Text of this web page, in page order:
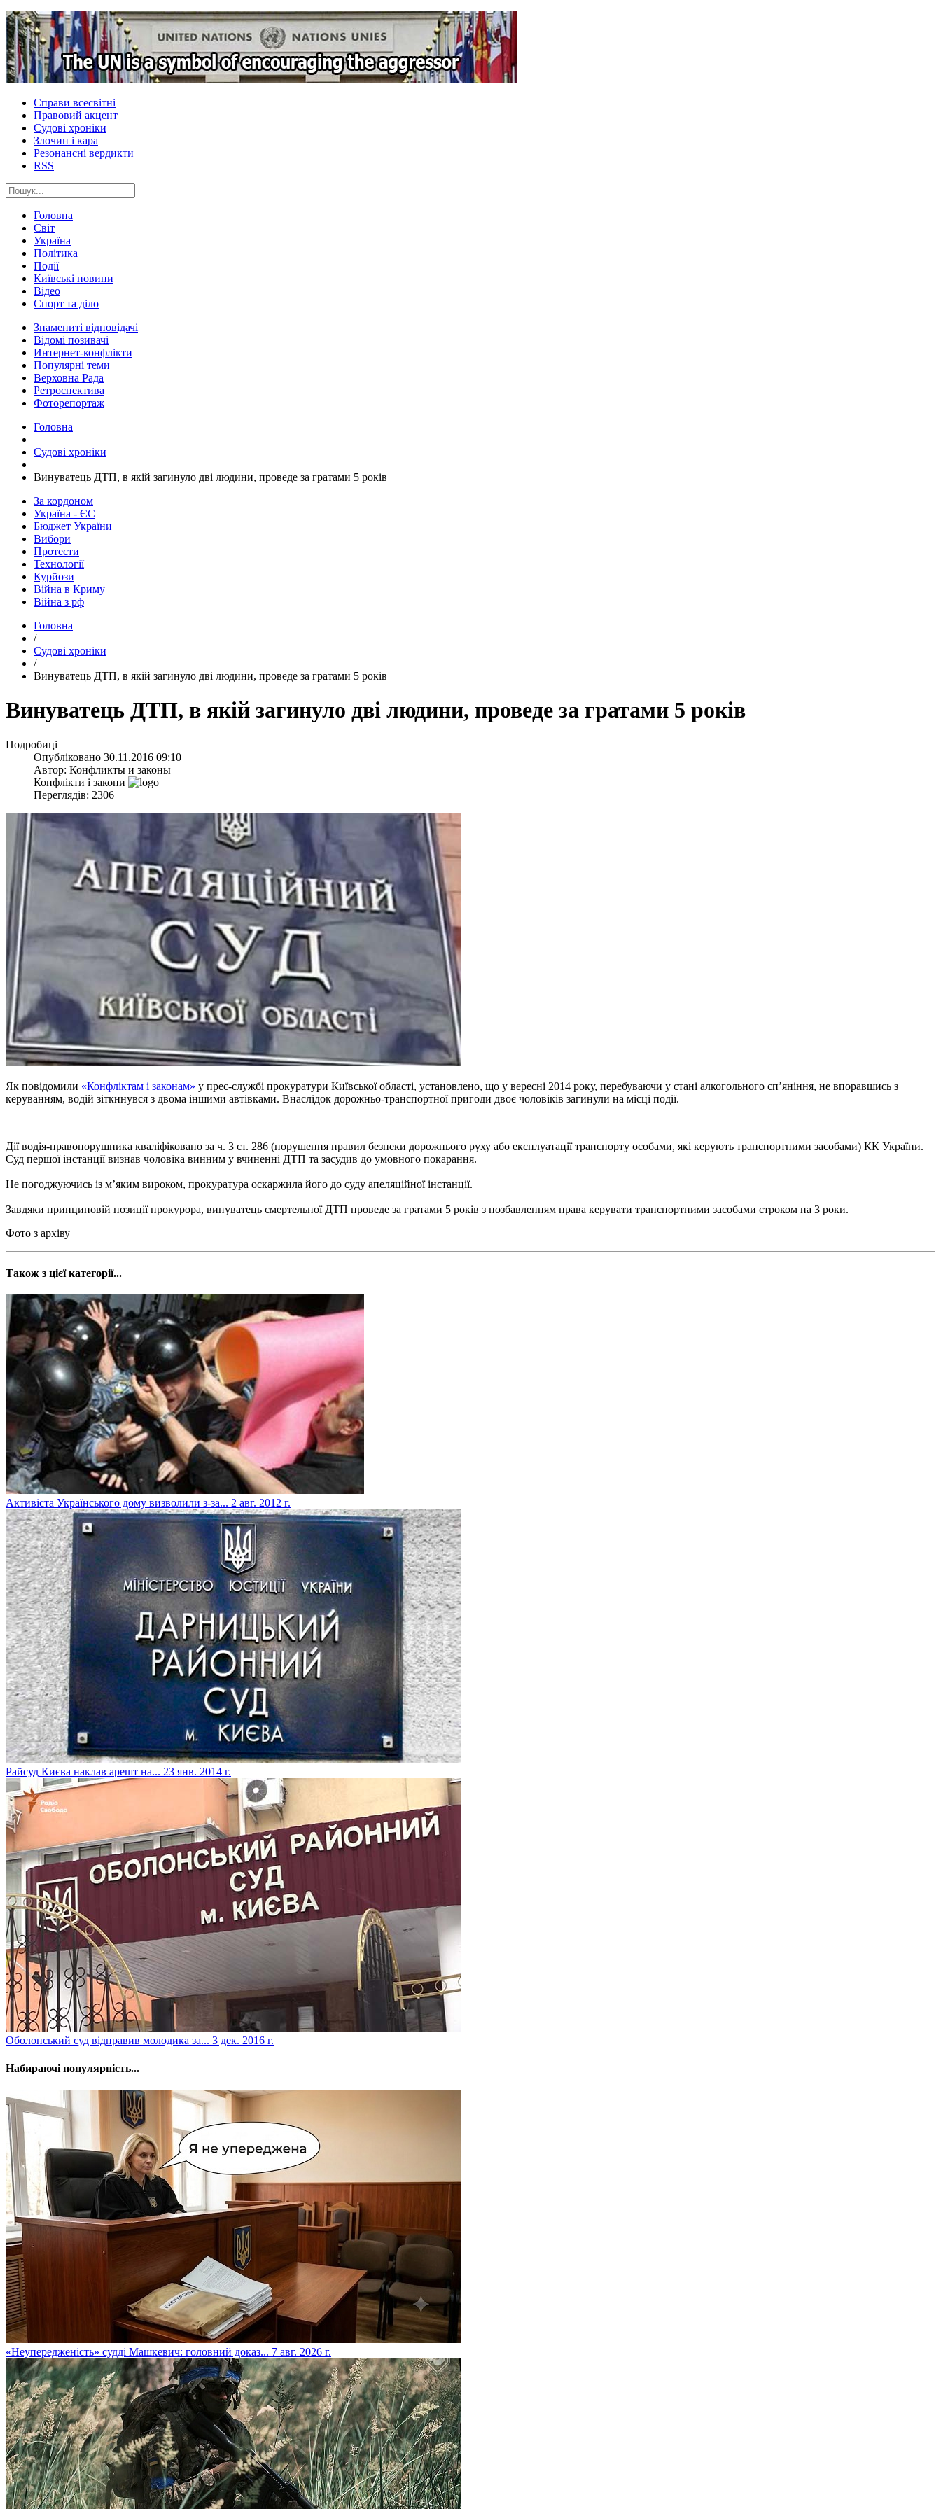
Справи всесвітні
Правовий акцент
Судові хроніки
Злочин і кара
Резонансні вердикти
RSS
Головна
Світ
Україна
Політика
Події
Київські новини
Відео
Спорт та діло
Знамениті відповідачі
Відомі позивачі
Интернет-конфлікти
Популярні теми
Верховна Рада
Ретроспектива
Фоторепортаж
Головна
Судові хроніки
​Винуватець ДТП, в якій загинуло дві людини, проведе за гратами 5 років
За кордоном
Україна - ЄС
Бюджет України
Вибори
Протести
Технології
Курйози
Війна в Криму
Війна з рф
Головна
/
Судові хроніки
/
​Винуватець ДТП, в якій загинуло дві людини, проведе за гратами 5 років
​Винуватець ДТП, в якій загинуло дві людини, проведе за гратами 5 років
Подробиці
Опубліковано 30.11.2016 09:10
Автор: Конфликты и законы
Конфлікти і закони
Переглядів: 2306
Як повідомили «Конфліктам і законам» у прес-службі прокуратури Київської області, установлено, що у вересні 2014 року, перебуваючи у стані алкогольного сп’яніння, не впоравшись з
керуванням, водій зіткннувся з двома іншими автівками. Внаслідок дорожньо-транспортної пригоди двоє чоловіків загинули на місці події.
Дії водія-правопорушника кваліфіковано за ч. 3 ст. 286 (порушення правил безпеки дорожнього руху або експлуатації транспорту особами, які керують транспортними засобами) КК України.
Суд першої інстанції визнав чоловіка винним у вчиненні ДТП та засудив до умовного покарання.
Не погоджуючись із м’яким вироком, прокуратура оскаржила його до суду апеляційної інстанції.
Завдяки принциповій позиції прокурора, винуватець смертельної ДТП проведе за гратами 5 років з позбавленням права керувати транспортними засобами строком на 3 роки.
Фото з архіву
Також з цієї категорії...
Активіста Українського дому визволили з-за... 2 авг. 2012 г.
Райсуд Києва наклав арешт на... 23 янв. 2014 г.
​Оболонський суд відправив молодика за... 3 дек. 2016 г.
Набираючі популярність...
​«Неупередженість» судді Машкевич: головний доказ... 7 авг. 2026 г.